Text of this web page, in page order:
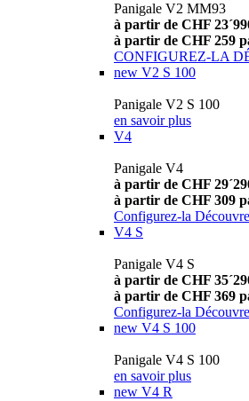
Panigale V2 MM93
à partir de CHF
à partir de CHF 259
CONFIGUREZ-LA
new V2 S 100
Panigale V2 S 100
en savoir plus
V4
Panigale V4
à partir de CHF
à partir de CHF 309
Configurez-la
V4 S
Panigale V4 S
à partir de CHF
à partir de CHF 369
Configurez-la
new V4 S 100
Panigale V4 S 100
en savoir plus
new V4 R